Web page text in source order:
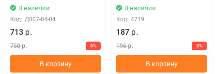
В наличии
Код: Д007-04-04
713 р.
750р. 5%
В корзину
В наличии
Код: 4719
187 р.
196р. 5%
В корзину